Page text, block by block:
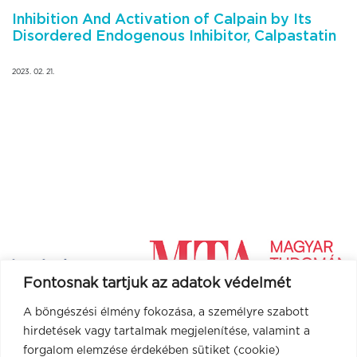
Fontosnak tartjuk az adatok védelmét
A böngészési élmény fokozása, a személyre szabott
hirdetések vagy tartalmak megjelenítése, valamint a
forgalom elemzése érdekében sütiket (cookie)
Inhibition And Activation of Calpain by Its
Disordered Endogenous Inhibitor, Calpastatin
2023. 02. 21.